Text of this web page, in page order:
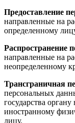
Предоставление
направленные на
определенному
Распространение
направленные на
неопределенному
Трансграничная
персональных
государства
иностранному
лицу.